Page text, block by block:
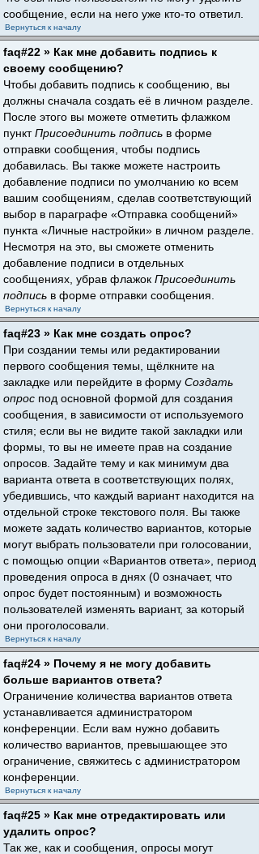
сообщение, если на него уже кто-то ответил.
Вернуться к началу
faq#22 » Как мне добавить подпись к
своему сообщению?
Чтобы добавить подпись к сообщению, вы
должны сначала создать её в личном разделе.
После этого вы можете отметить флажком
пунктПрисоединить подпись в форме
отправки сообщения, чтобы подпись
добавилась. Вы также можете настроить
добавление подписи по умолчанию ко всем
вашим сообщениям, сделав соответствующий
выбор в параграфе «Отправка сообщений»
пункта «Личные настройки» в личном разделе.
Несмотря на это, вы сможете отменить
добавление подписи в отдельных
сообщениях, убрав флажок Присоединить
подпись в форме отправки сообщения.
Вернуться к началу
faq#23 » Как мне создать опрос?
При создании темы или редактировании
первого сообщения темы, щёлкните на
закладке или перейдите в форму Создать
опрос под основной формой для создания
сообщения, в зависимости от используемого
стиля; если вы не видите такой закладки или
формы, то вы не имеете прав на создание
опросов. Задайте тему и как минимум два
варианта ответа в соответствующих полях,
убедившись, что каждый вариант находится на
отдельной строке текстового поля. Вы также
можете задать количество вариантов, которые
могут выбрать пользователи при голосовании,
с помощью опции «Вариантов ответа», период
проведения опроса в днях (0 означает, что
опрос будет постоянным) и возможность
пользователей изменять вариант, за который
они проголосовали.
Вернуться к началу
faq#24 » Почему я не могу добавить
больше вариантов ответа?
Ограничение количества вариантов ответа
устанавливается администратором
конференции. Если вам нужно добавить
количество вариантов, превышающее это
ограничение, свяжитесь с администратором
конференции.
Вернуться к началу
faq#25 » Как мне отредактировать или
удалить опрос?
Так же, как и сообщения, опросы могут